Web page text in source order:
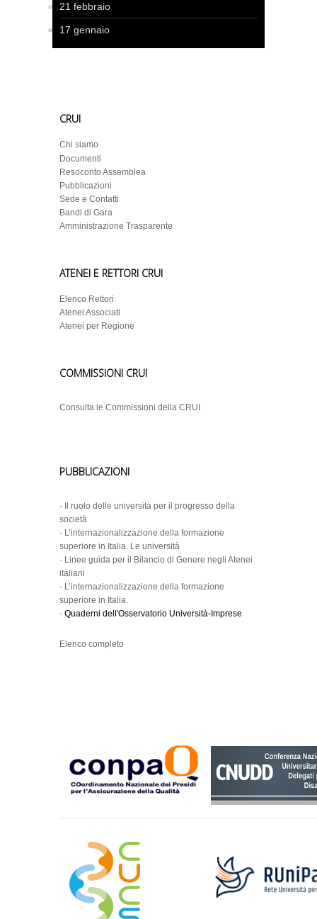
21 febbraio
17 gennaio
CRUI
Chi siamo
Documenti
Resoconto Assemblea
Pubblicazioni
Sede e Contatti
Bandi di Gara
Amministrazione Trasparente
ATENEI E RETTORI CRUI
Elenco Rettori
Atenei Associati
Atenei per Regione
COMMISSIONI CRUI
Consulta le Commissioni della CRUI
PUBBLICAZIONI
-
Il ruolo delle università per il progresso della
società
- L’internazionalizzazione della formazione
superiore in Italia. Le università
- Linee guida per il Bilancio di Genere negli Atenei
italiani
- L’internazionalizzazione della formazione
superiore in Italia.
- Quaderni dell'Osservatorio Università-Imprese
Elenco completo